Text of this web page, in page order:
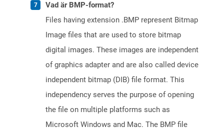
Vad är BMP-format?
Files having extension .BMP represent Bitmap
Image files that are used to store bitmap
digital images. These images are independent
of graphics adapter and are also called device
independent bitmap (DIB) file format. This
independency serves the purpose of opening
the file on multiple platforms such as
Microsoft Windows and Mac. The BMP file